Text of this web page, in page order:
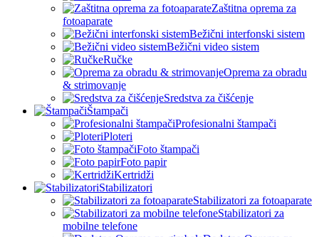
Zaštitna oprema za
fotoaparate
Bežični interfonski sistem
Bežični video sistem
Ručke
Oprema za obradu
& strimovanje
Sredstva za čišćenje
Štampači
Profesionalni štampači
Ploteri
Foto štampači
Foto papir
Kertridži
Stabilizatori
Stabilizatori za fotoaparate
Stabilizatori za
mobilne telefone